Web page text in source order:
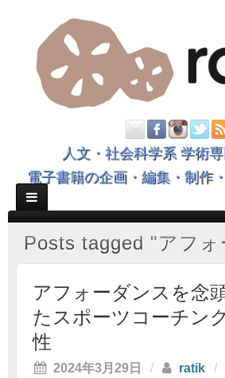
人文・社会科学系 学術
電子書籍の企画・編集・制作
Posts tagged "アフ
アフォーダンスを念
たスポーツコーチン
性
2024年3月29日 / ratik /